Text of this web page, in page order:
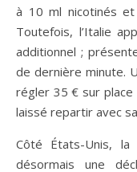
à 10 ml nicotinés
Toutefois, l’Italie
additionnel ;
de dernière minute.
régler 35 € sur place
laissé repartir avec
Côté États-Unis, la
désormais une